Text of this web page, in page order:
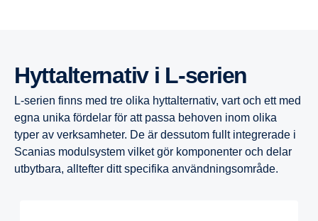
Hyttal­ter­nativ i L-​​serien
L-serien finns med tre olika hyttalternativ, vart och ett med
egna unika fördelar för att passa behoven inom olika
typer av verksamheter. De är dessutom fullt integrerade i
Scanias modulsystem vilket gör komponenter och delar
utbytbara, alltefter ditt specifika användningsområde.